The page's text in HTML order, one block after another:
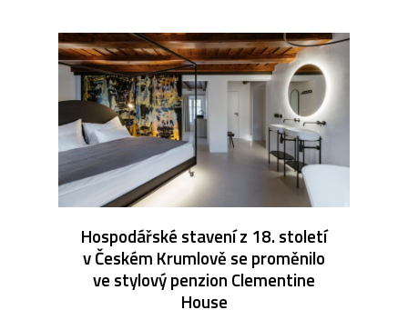
Hospodářské stavení z 18. století
v Českém Krumlově se proměnilo
ve stylový penzion Clementine
House